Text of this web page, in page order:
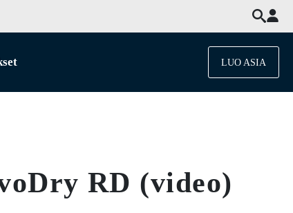
LUO ASIA
RD (video)